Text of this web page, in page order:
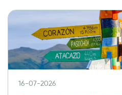
16-07-2026